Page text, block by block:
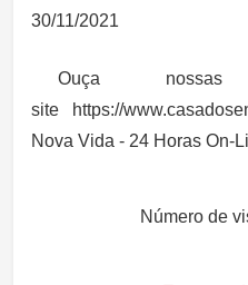
30/11/2021
Ouça
site https://
Nova Vida - 24 Horas On-
Número de